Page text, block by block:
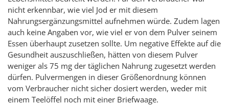
nicht erkennbar, wie viel Jod er mit diesem
Nahrungsergänzungsmittel aufnehmen würde. Zudem lagen
auch keine Angaben vor, wie viel er von dem Pulver seinem
Essen überhaupt zusetzen sollte. Um negative Effekte auf die
Gesundheit auszuschließen, hätten von diesem Pulver
weniger als 75 mg der täglichen Nahrung zugesetzt werden
dürfen. Pulvermengen in dieser Größenordnung können
vom Verbraucher nicht sicher dosiert werden, weder mit
einem Teelöffel noch mit einer Briefwaage.